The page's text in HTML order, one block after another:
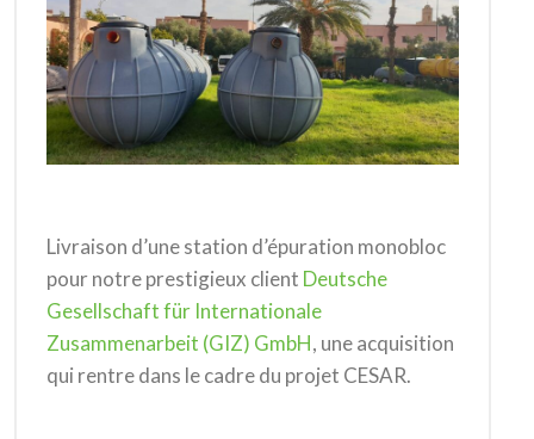
Livraison d’une station d’épuration monobloc
pour notre prestigieux client Deutsche
Gesellschaft für Internationale
Zusammenarbeit (GIZ) GmbH, une acquisition
qui rentre dans le cadre du projet CESAR.